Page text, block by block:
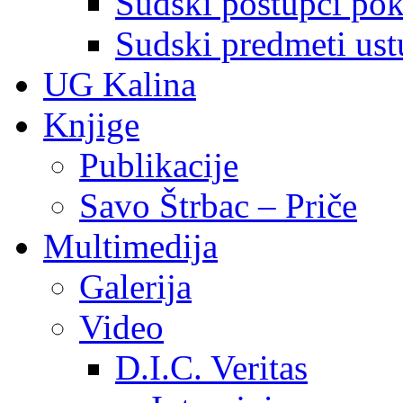
Sudski predmeti
UG Kalina
Knjige
Publikacije
Savo Štrbac – Priče
Multimedija
Galerija
Video
D.I.C. Veritas